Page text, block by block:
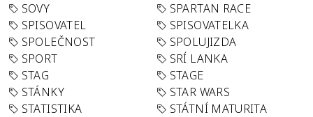
SOVY
SPARTAN RACE
SPISOVATEL
SPISOVATELKA
SPOLEČNOST
SPOLUJIZDA
SPORT
SRÍ LANKA
STAG
STAGE
STÁNKY
STAR WARS
STATISTIKA
STÁTNÍ MATURITA